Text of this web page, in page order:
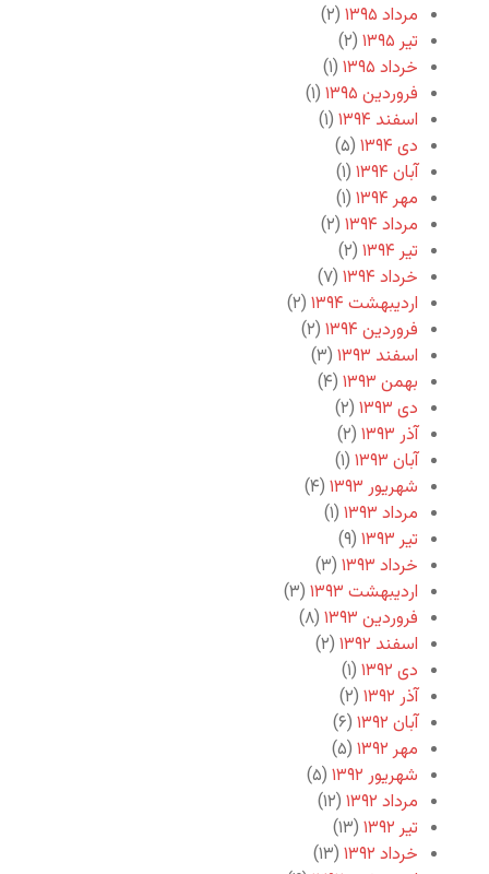
مرداد ۱۳۹۵
(۲)
تیر ۱۳۹۵
(۲)
خرداد ۱۳۹۵
(۱)
فروردین ۱۳۹۵
(۱)
اسفند ۱۳۹۴
(۱)
دی ۱۳۹۴
(۵)
آبان ۱۳۹۴
(۱)
مهر ۱۳۹۴
(۱)
مرداد ۱۳۹۴
(۲)
تیر ۱۳۹۴
(۲)
خرداد ۱۳۹۴
(۷)
اردیبهشت ۱۳۹۴
(۲)
فروردین ۱۳۹۴
(۲)
اسفند ۱۳۹۳
(۳)
بهمن ۱۳۹۳
(۴)
دی ۱۳۹۳
(۲)
آذر ۱۳۹۳
(۲)
آبان ۱۳۹۳
(۱)
شهریور ۱۳۹۳
(۴)
مرداد ۱۳۹۳
(۱)
تیر ۱۳۹۳
(۹)
خرداد ۱۳۹۳
(۳)
اردیبهشت ۱۳۹۳
(۳)
فروردین ۱۳۹۳
(۸)
اسفند ۱۳۹۲
(۲)
دی ۱۳۹۲
(۱)
آذر ۱۳۹۲
(۲)
آبان ۱۳۹۲
(۶)
مهر ۱۳۹۲
(۵)
شهریور ۱۳۹۲
(۵)
مرداد ۱۳۹۲
(۱۲)
تیر ۱۳۹۲
(۱۳)
خرداد ۱۳۹۲
(۱۳)